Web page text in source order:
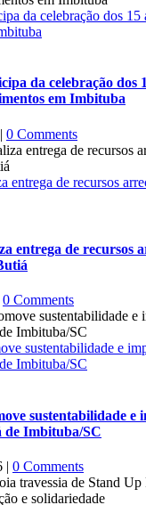
da celebração dos
da celebração dos
em Imbituba
| 0 Comments
entrega de recursos
entrega de recursos
0 Comments
sustentabilidade e
Imbituba/SC
sustentabilidade e
de Imbituba/SC
| 0 Comments